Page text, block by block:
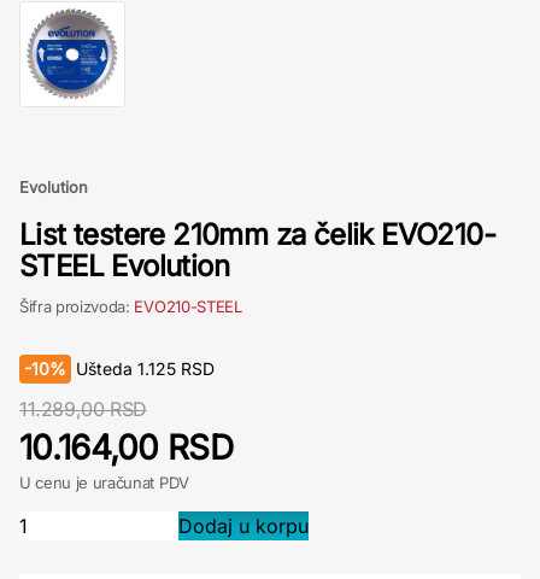
Evolution
List testere 210mm za čelik EVO210-
STEEL Evolution
Šifra proizvoda: EVO210-STEEL
-10% Ušteda 1.125 RSD
11.289,00 RSD
10.164,00 RSD
U cenu je uračunat PDV